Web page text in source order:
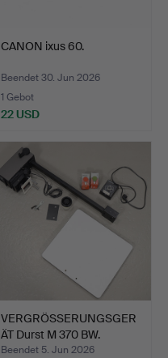
CANON ixus 60.
Beendet 30. Jun 2026
1 Gebot
22 USD
VERGRÖSSERUNGSGER
ÄT Durst M 370 BW.
Beendet 5. Jun 2026